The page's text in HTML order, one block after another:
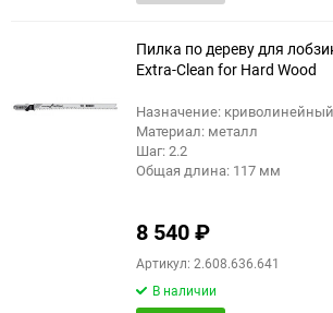
Пилка по дереву для лобзика Bosch T 308
Extra-Clean for Hard Wood
Назначение:
Материал: металл
Шаг: 2.2
Общая длина: 117 мм
8 540₽
Артикул: 2.608.636.641
В наличии